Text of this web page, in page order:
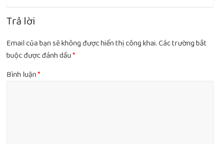
Trả lời
Email của bạn sẽ không được hiển thị công khai.Các trường bắt
buộc được đánh dấu*
Bình luận*